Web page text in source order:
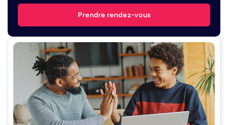
Prendre rendez-vous